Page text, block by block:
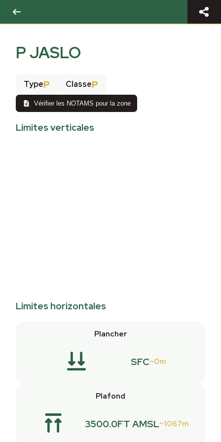
P JASLO
TypeP ClasseP
Vérifier les NOTAMS pour la zone
Limites verticales
Limites horizontales
Plancher
SFC 0m
Plafond
3500.0FT AMSL 1067m